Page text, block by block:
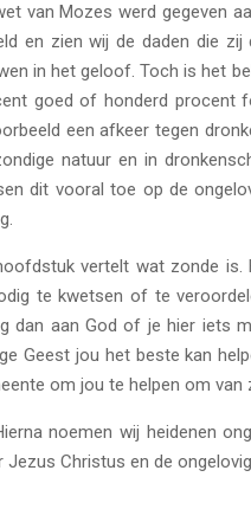
van Mozes werd gegeven
en zien wij de daden die
in het geloof. Toch is het
goed of honderd procent
een afkeer tegen
natuur en in
dit vooral toe op de
vertelt wat zonde is.
te kwetsen of te
dan aan God of je hier iets
Geest jou het beste kan
om jou te helpen om
noemen wij heidenen
Jezus Christus en de